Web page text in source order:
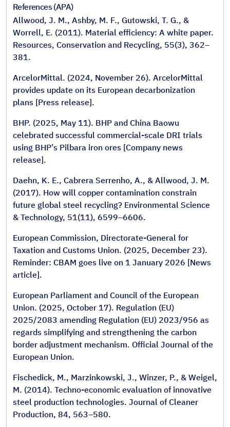
References (APA)
Allwood, J. M., Ashby, M. F., Gutowski, T. G., &
Worrell, E. (2011). Material efficiency: A white paper.
Resources, Conservation and Recycling, 55(3), 362–
381.
ArcelorMittal. (2024, November 26). ArcelorMittal
provides update on its European decarbonization
plans [Press release].
BHP. (2025, May 11). BHP and China Baowu
celebrated successful commercial-scale DRI trials
using BHP’s Pilbara iron ores [Company news
release].
Daehn, K. E., Cabrera Serrenho, A., & Allwood, J. M.
(2017). How will copper contamination constrain
future global steel recycling? Environmental Science
& Technology, 51(11), 6599–6606.
European Commission, Directorate-General for
Taxation and Customs Union. (2025, December 23).
Reminder: CBAM goes live on 1 January 2026 [News
article].
European Parliament and Council of the European
Union. (2025, October 17). Regulation (EU)
2025/2083 amending Regulation (EU) 2023/956 as
regards simplifying and strengthening the carbon
border adjustment mechanism. Official Journal of the
European Union.
Fischedick, M., Marzinkowski, J., Winzer, P., & Weigel,
M. (2014). Techno-economic evaluation of innovative
steel production technologies. Journal of Cleaner
Production, 84, 563–580.